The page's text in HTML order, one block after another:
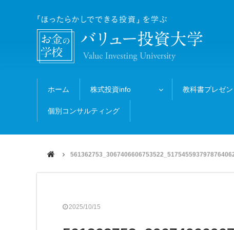
ホーム 株式投資info 教科書プレゼン
個別コンサルティング
2025/10/15